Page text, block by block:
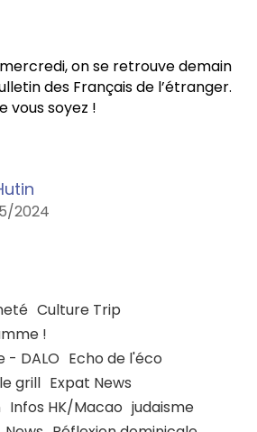
on se retrouve demain
des Français de l’étranger.
vous soyez !
2024
Culture Trip
!
- DALO Echo de l'éco
grill Expat News
Infos HK/Macao judaisme